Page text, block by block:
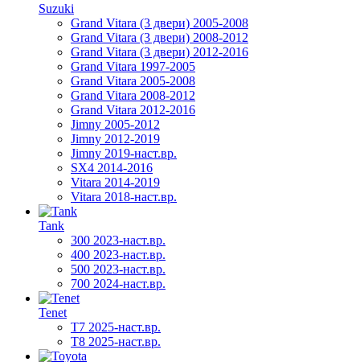
Suzuki
Grand Vitara (3 двери) 2005-2008
Grand Vitara (3 двери) 2008-2012
Grand Vitara (3 двери) 2012-2016
Grand Vitara 1997-2005
Grand Vitara 2005-2008
Grand Vitara 2008-2012
Grand Vitara 2012-2016
Jimny 2005-2012
Jimny 2012-2019
Jimny 2019-наст.вр.
SX4 2014-2016
Vitara 2014-2019
Vitara 2018-наст.вр.
Tank
300 2023-наст.вр.
400 2023-наст.вр.
500 2023-наст.вр.
700 2024-наст.вр.
Tenet
T7 2025-наст.вр.
T8 2025-наст.вр.